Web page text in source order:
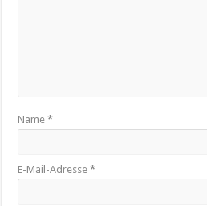
Name*
E-Mail-Adresse*